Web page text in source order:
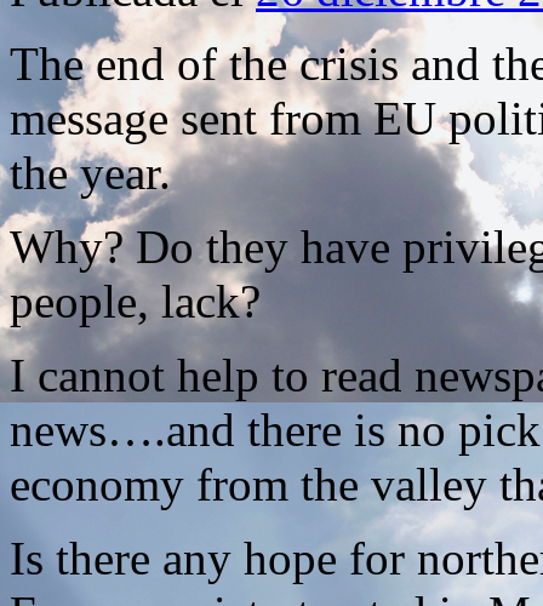
The end of the crisis and
message sent from EU
the year.
Why? Do they have
people, lack?
I cannot help to read
news….and there is no
economy from the valley
Is there any hope for